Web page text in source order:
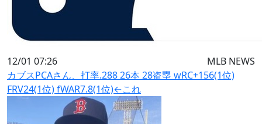
12/01 07:26
MLB NEWS
カブスPCAさん、打率.288 26本 28盗塁 wRC+156(1位)
FRV24(1位) fWAR7.8(1位)←これ